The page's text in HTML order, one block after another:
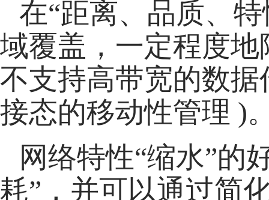
在“距离、品质、
域覆盖，一定程度
不支持高带宽的数
接态的移动性管理 )
网络特性“缩水”的
耗”，并可以通过简